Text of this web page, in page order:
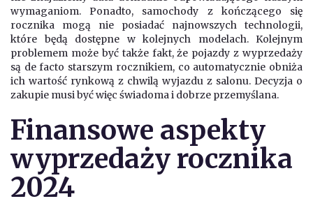
wymaganiom. Ponadto, samochody z kończącego się
rocznika mogą nie posiadać najnowszych technologii,
które będą dostępne w kolejnych modelach. Kolejnym
problemem może być także fakt, że pojazdy z wyprzedaży
są de facto starszym rocznikiem, co automatycznie obniża
ich wartość rynkową z chwilą wyjazdu z salonu. Decyzja o
zakupie musi być więc świadoma i dobrze przemyślana.
Finansowe aspekty
wyprzedaży rocznika
2024